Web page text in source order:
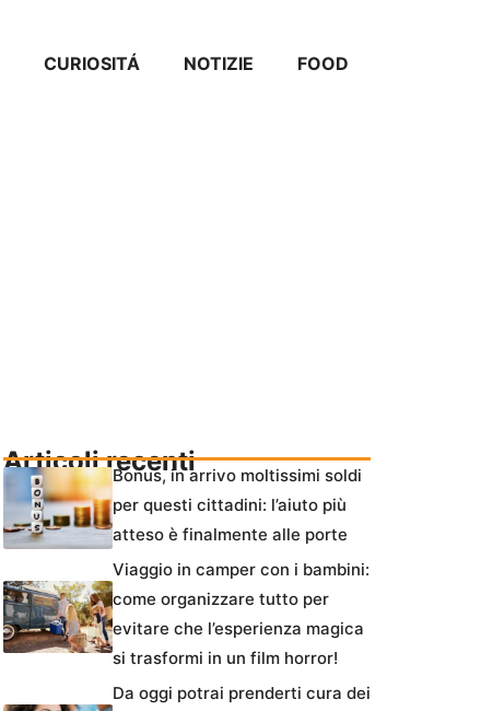
CURIOSITÁ NOTIZIE FOOD
Articoli recentiBonus, in arrivo moltissimi soldi
per questi cittadini: l’aiuto più
atteso è finalmente alle porte
Viaggio in camper con i bambini:
come organizzare tutto per
evitare che l’esperienza magica
si trasformi in un film horror!
Da oggi potrai prenderti cura dei